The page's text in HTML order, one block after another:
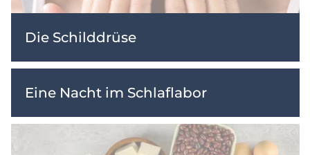
Die Schilddrüse
Eine Nacht im Schlaflabor